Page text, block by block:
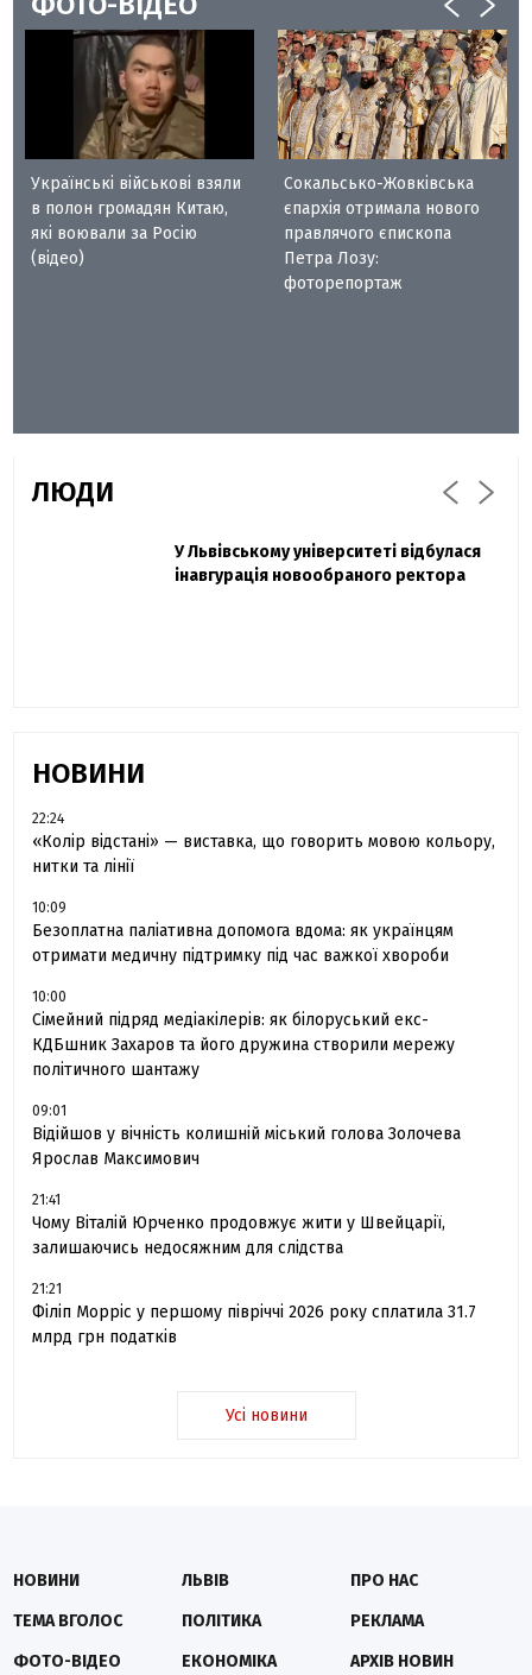
Українські військові взяли
в полон громадян Китаю,
які воювали за Росію
(відео)
Сокальсько-Жовківська
єпархія отримала нового
правлячого єпископа
Петра Лозу:
фоторепортаж
ЛЮДИ
Павло Дак
Захисник "Азовсталі" Діанов вдруге
одружився та показав фото з весілля
У Львівському університеті відбулася
інавгурація новообраного ректора
НОВИНИ
22:24
«Колір відстані» — виставка, що говорить мовою кольору,
нитки та лінії
10:09
Безоплатна паліативна допомога вдома: як українцям
отримати медичну підтримку під час важкої хвороби
10:00
Сімейний підряд медіакілерів: як білоруський екс-
КДБшник Захаров та його дружина створили мережу
політичного шантажу
09:01
Відійшов у вічність колишній міський голова Золочева
Ярослав Максимович
21:41
Чому Віталій Юрченко продовжує жити у Швейцарії,
залишаючись недосяжним для слідства
21:21
Філіп Морріс у першому півріччі 2026 року сплатила 31.7
млрд грн податків
Усі новини
НОВИНИ
ТЕМА ВГОЛОС
ФОТО-ВІДЕО
ЛЬВІВ
ПОЛІТИКА
ЕКОНОМІКА
ПРО НАС
РЕКЛАМА
АРХІВ НОВИН